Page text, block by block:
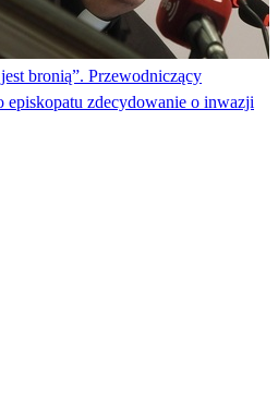
bronią”. Przewodniczący
episkopatu zdecydowanie o inwazji